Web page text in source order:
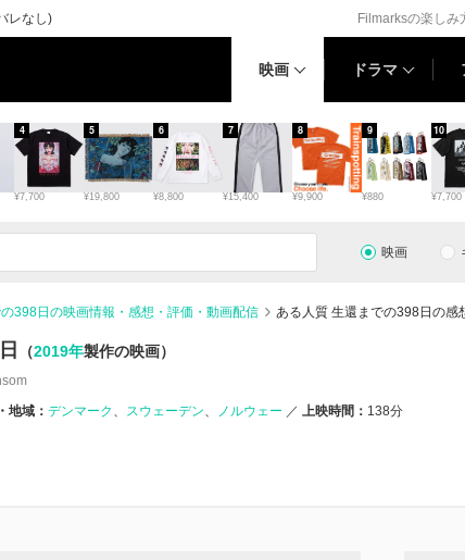
レなし) Filmarksの楽しみ
映画 ドラマ
¥7,700
4
¥19,800
5
¥8,800
6
¥15,400
7
¥9,900
8
¥880
9
¥7,700
10
映画
398日の映画情報・感想・評価・動画配信 ある人質 生還までの398日の感
（2019年製作の映画）
地域： デンマーク スウェーデン ノルウェー 上映時間： 138分